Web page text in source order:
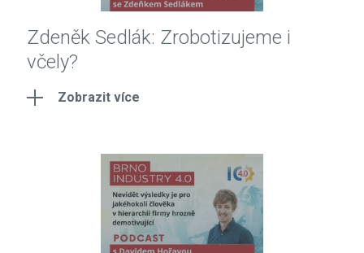
Zdeněk Sedlák: Zrobotizujeme i
včely?
Zobrazit více